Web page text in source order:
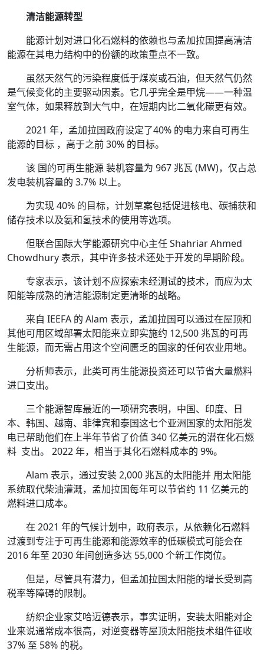
清洁能源转型
能源计划对进口化石燃料的依赖也与孟加拉国提高清洁
能源在其电力结构中的份额的政策重点不一致。
虽然天然气的污染程度低于煤炭或石油，但天然气仍然
是气候变化的主要驱动因素。它几乎完全是甲烷——一种温
室气体，如果释放到大气中，在短期内比二氧化碳更有效。
2021 年，孟加拉国政府设定了40% 的电力来自可再生
能源的目标 ，高于之前 30% 的目标。
该 国的可再生能源 装机容量为 967 兆瓦 (MW)，仅占总
发电装机容量的 3.7% 以上。
为实现 40% 的目标，计划草案包括促进核电、碳捕获和
储存技术以及氨和氢技术的使用等选项。
但联合国际大学能源研究中心主任 Shahriar Ahmed
Chowdhury 表示，其中许多技术还处于开发的早期阶段。
专家表示，该计划不应探索未经测试的技术，而应为太
阳能等成熟的清洁能源制定更清晰的战略。
来自 IEEFA 的 Alam 表示，孟加拉国可以通过在屋顶和
其他可用区域部署太阳能来立即实施约 12,500 兆瓦的可再
生能源，而无需占用这个空间匮乏的国家的任何农业用地。
分析师表示，此类可再生能源投资还可以节省大量燃料
进口支出。
三个能源智库最近的一项研究表明，中国、印度、日
本、韩国、越南、菲律宾和泰国这七个亚洲国家的太阳能发
电已帮助他们在上半年节省了价值 340 亿美元的潜在化石燃
料 支出。 2022 年，相当于其化石燃料成本的 9%。
Alam 表示，通过安装 2,000 兆瓦的太阳能并 用太阳能
系统取代柴油灌溉，孟加拉国每年可以节省约 11 亿美元的
燃料进口成本。
在 2021 年的气候计划中，政府表示，从依赖化石燃料
过渡到专注于可再生能源和能源效率的低碳模式可能会在
2016 年至 2030 年间创造多达 55,000 个新工作岗位。
但是，尽管具有潜力，但孟加拉国太阳能的增长受到高
税率等障碍的限制。
纺织企业家艾哈迈德表示，事实证明，安装太阳能对企
业来说通常成本很高，对逆变器等屋顶太阳能技术组件征收
37% 至 58% 的税。